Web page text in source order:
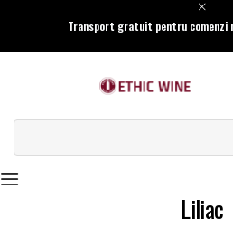
Transport gratuit pentru comenzi
Liliac